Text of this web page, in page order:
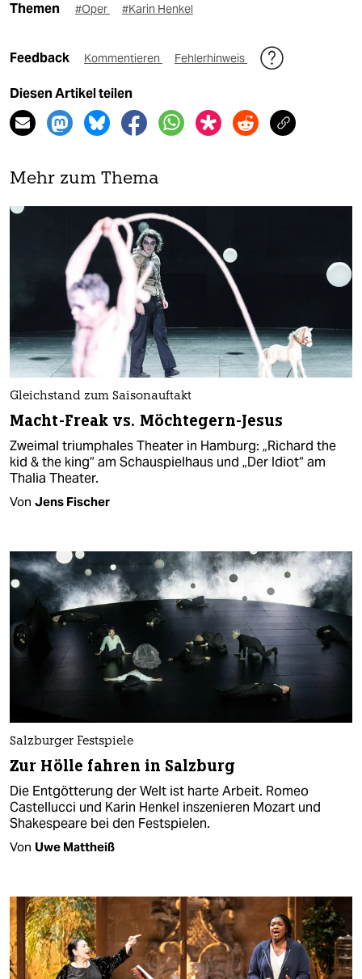
Themen #Oper #Karin Henkel
Feedback Kommentieren Fehlerhinweis
Diesen Artikel teilen
Mehr zum Thema
Gleichstand zum Saisonauftakt
Macht-Freak vs. Möchtegern-Jesus
Zweimal triumphales Theater in Hamburg: „Richard the
kid & the king“ am Schauspielhaus und „Der Idiot“ am
Thalia Theater.
Von Jens Fischer
Salzburger Festspiele
Zur Hölle fahren in Salzburg
Die Entgötterung der Welt ist harte Arbeit. Romeo
Castellucci und Karin Henkel inszenieren Mozart und
Shakespeare bei den Festspielen.
Von Uwe Mattheiß